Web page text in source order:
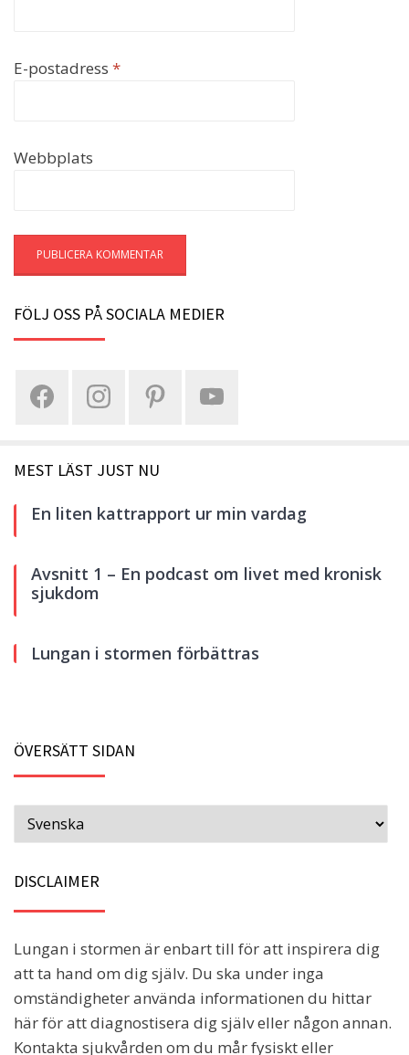
E-postadress *
Webbplats
FÖLJ OSS PÅ SOCIALA MEDIER
MEST LÄST JUST NU
En liten kattrapport ur min vardag
Avsnitt 1 – En podcast om livet med kronisk
sjukdom
Lungan i stormen förbättras
ÖVERSÄTT SIDAN
DISCLAIMER
Lungan i stormen är enbart till för att inspirera dig
att ta hand om dig själv. Du ska under inga
omständigheter använda informationen du hittar
här för att diagnostisera dig själv eller någon annan.
Kontakta sjukvården om du mår fysiskt eller